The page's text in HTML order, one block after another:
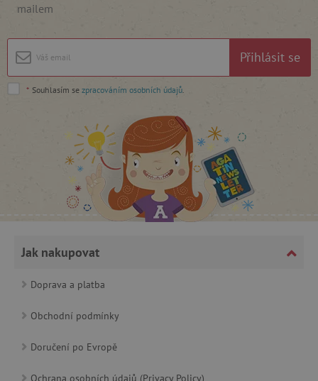
mailem
Přihlásit se
* Souhlasím se zpracováním osobních údajů
Jak nakupovat
Doprava a platba
Obchodní podmínky
Doručení po Evropě
Ochrana osobních údajů (Privacy Policy)
CookieScriptConsent
CookieScript
www.agatinsvet.cz